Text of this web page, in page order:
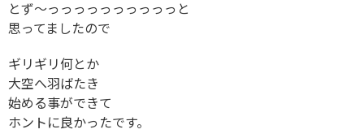
とず〜っっっっっっっっっっと
思ってましたので
ギリギリ何とか
大空へ羽ばたき
始める事ができて
ホントに良かったです。